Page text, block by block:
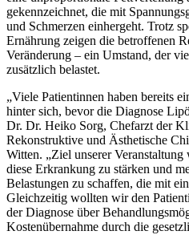
gekennzeichnet, die mit
und Schmerzen einhergeht. Trotz
Ernährung zeigen die betroffenen
Veränderung – ein Umstand, der
zusätzlich belastet.
„Viele Patientinnen haben bereits
hinter sich, bevor die Diagnose
Dr. Dr. Heiko Sorg, Chefarzt der
Rekonstruktive und Ästhetische
Witten. „Ziel unserer Veranstaltung
diese Erkrankung zu stärken und
Belastungen zu schaffen, die mit
Gleichzeitig wollten wir den
der Diagnose über
Kostenübernahme durch die